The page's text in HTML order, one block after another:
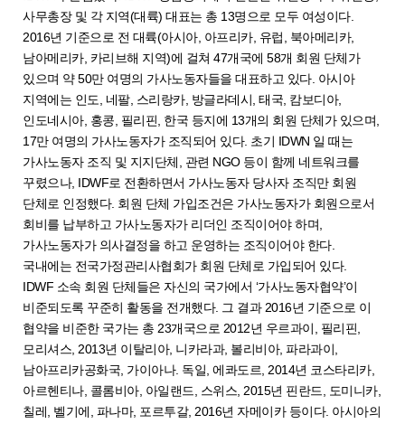
사무총장 및 각 지역(대륙) 대표는 총 13명으로 모두 여성이다.
2016년 기준으로 전 대륙(아시아, 아프리카, 유럽, 북아메리카,
남아메리카, 카리브해 지역)에 걸쳐 47개국에 58개 회원 단체가
있으며 약 50만 여명의 가사노동자들을 대표하고 있다. 아시아
지역에는 인도, 네팔, 스리랑카, 방글라데시, 태국, 캄보디아,
인도네시아, 홍콩, 필리핀, 한국 등지에 13개의 회원 단체가 있으며,
17만 여명의 가사노동자가 조직되어 있다. 초기 IDWN 일 때는
가사노동자 조직 및 지지단체, 관련 NGO 등이 함께 네트워크를
꾸렸으나, IDWF로 전환하면서 가사노동자 당사자 조직만 회원
단체로 인정했다. 회원 단체 가입조건은 가사노동자가 회원으로서
회비를 납부하고 가사노동자가 리더인 조직이어야 하며,
가사노동자가 의사결정을 하고 운영하는 조직이어야 한다.
국내에는 전국가정관리사협회가 회원 단체로 가입되어 있다.
IDWF 소속 회원 단체들은 자신의 국가에서 ‘가사노동자협약’이
비준되도록 꾸준히 활동을 전개했다. 그 결과 2016년 기준으로 이
협약을 비준한 국가는 총 23개국으로 2012년 우르과이, 필리핀,
모리셔스, 2013년 이탈리아, 니카라과, 볼리비아, 파라과이,
남아프리카공화국, 가이아나. 독일, 에콰도르, 2014년 코스타리카,
아르헨티나, 콜롬비아, 아일랜드, 스위스, 2015년 핀란드, 도미니카,
칠레, 벨기에, 파나마, 포르투갈, 2016년 자메이카 등이다. 아시아의